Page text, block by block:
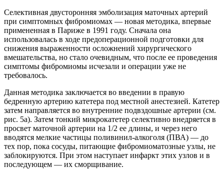
Селективная двусторонняя эмболизация маточных артерий
при симптомных фибромиомах — новая методика, впервые
примененная в Париже в 1991 году. Сначала она
использовалась в ходе предоперационной подготовки для
снижения выраженности осложнений хирургического
вмешательства, но стало очевидным, что после ее проведения
симптомы фибромиомы исчезали и операции уже не
требовалось.
Данная методика заключается во введении в правую
бедренную артерию катетера под местной анестезией. Катетер
затем направляется во внутренние подвздошные артерии (cм.
рис. 5а). Затем тонкий микрокатетер селективно внедряется в
просвет маточной артерии на 1/2 ее длины, и через него
вводятся мелкие частицы поливинил-алкоголя (ПВА) — до
тех пор, пока сосуды, питающие фибромиоматозные узлы, не
заблокируются. При этом наступает инфаркт этих узлов и в
последующем — их сморщивание.